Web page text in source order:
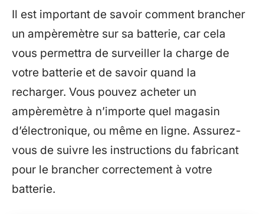
Il est important de savoir comment brancher
un ampèremètre sur sa batterie, car cela
vous permettra de surveiller la charge de
votre batterie et de savoir quand la
recharger. Vous pouvez acheter un
ampèremètre à n’importe quel magasin
d’électronique, ou même en ligne. Assurez-
vous de suivre les instructions du fabricant
pour le brancher correctement à votre
batterie.